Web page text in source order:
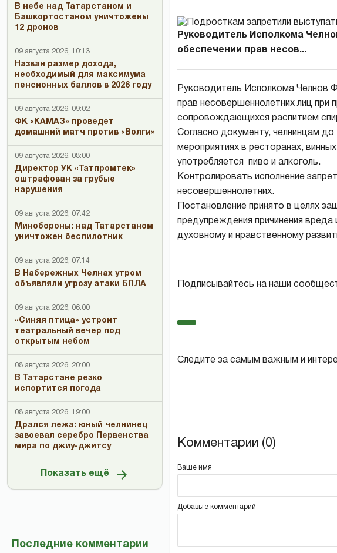
В небе над Татарстаном и
Башкортостаном уничтожены
12 дронов
09 августа 2026, 10:13
Назван размер дохода,
необходимый для максимума
пенсионных баллов в 2026 году
09 августа 2026, 09:02
ФК «КАМАЗ» проведет
домашний матч против «Волги»
09 августа 2026, 08:00
Директор УК «Татпромтек»
оштрафован за грубые
нарушения
09 августа 2026, 07:42
Минобороны: над Татарстаном
уничтожен беспилотник
09 августа 2026, 07:14
В Набережных Челнах утром
объявляли угрозу атаки БПЛА
09 августа 2026, 06:00
«Синяя птица» устроит
театральный вечер под
открытым небом
08 августа 2026, 20:00
В Татарстане резко
испортится погода
08 августа 2026, 19:00
Дрался лежа: юный челнинец
завоевал серебро Первенства
мира по джиу-джитсу
Показать ещё
Последние комментарии
Руководитель Исполкома
обеспечении прав несов...
Руководитель Исполкома Челнов
прав несовершеннолетних лиц при
сопровождающихся распитием
Согласно документу, челнинцам
мероприятиях в ресторанах,
употребляется пиво и алкоголь.
Контролировать исполнение
несовершеннолетних.
Постановление принято в целях
предупреждения причинения вреда
духовному и нравственному
Подписывайтесь на наши
Следите за самым важным и
Комментарии (0)
Ваше имя
Добавьте комментарий